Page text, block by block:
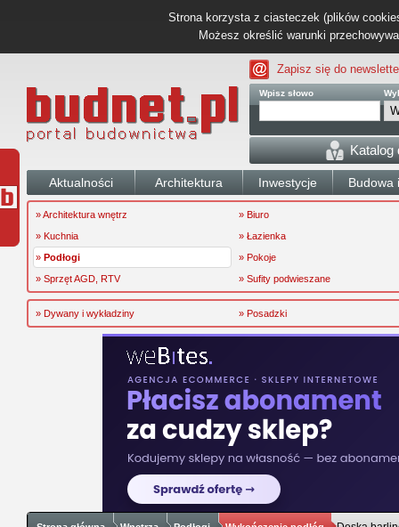
Strona korzysta z ciasteczek (plików
Możesz określić warunki
Zapisz się do
Wpisz słowo
Katalog
Aktualności Architektura Inwestycje Budowa
» Architektura wnętrz
» Biuro
» Kuchnia
» Łazienka
» Podłogi
» Pokoje
» Sprzęt AGD, RTV
» Sufity podwieszane
» Dywany i wykładziny » Posadzki